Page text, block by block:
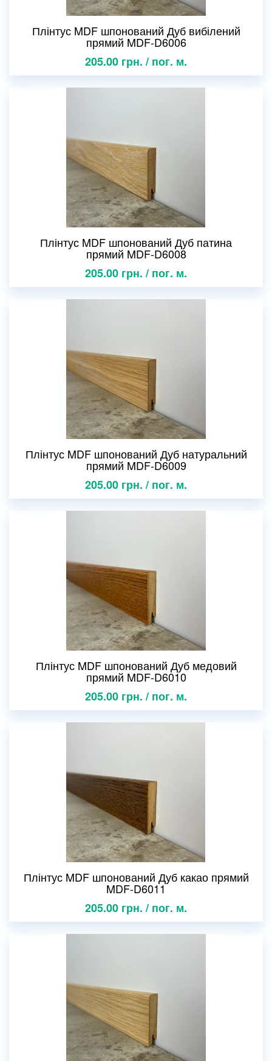
Плінтус MDF шпонований Дуб вибілений
прямий MDF-D6006
205.00 грн. / пог. м.
Плінтус MDF шпонований Дуб патина
прямий MDF-D6008
205.00 грн. / пог. м.
Плінтус MDF шпонований Дуб натуральний
прямий MDF-D6009
205.00 грн. / пог. м.
Плінтус MDF шпонований Дуб медовий
прямий MDF-D6010
205.00 грн. / пог. м.
Плінтус MDF шпонований Дуб какао прямий
MDF-D6011
205.00 грн. / пог. м.